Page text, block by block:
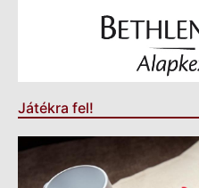
Játékra fel!